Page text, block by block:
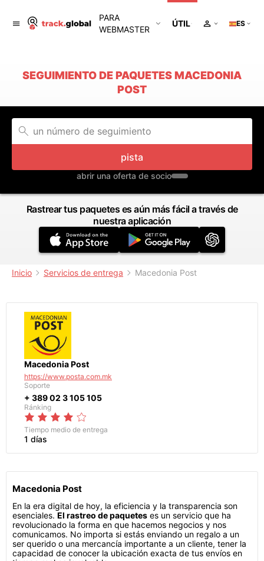
PARA
WEBMASTER
ÚTIL ES
SEGUIMIENTO DE PAQUETES MACEDONIA
POST
pista
abrir una oferta de socio
Rastrear tus paquetes es aún más fácil a través de
nuestra aplicación
Inicio Servicios de entrega Macedonia Post
Macedonia Post
https://www.posta.com.mk
Soporte
+ 389 02 3 105 105
Ránking
Tiempo medio de entrega
1 días
Macedonia Post
En la era digital de hoy, la eficiencia y la transparencia son
esenciales. El rastreo de paquetes es un servicio que ha
revolucionado la forma en que hacemos negocios y nos
comunicamos. No importa si estás enviando un regalo a un
ser querido o una mercancía importante a un cliente, tener la
capacidad de conocer la ubicación exacta de tus envíos en